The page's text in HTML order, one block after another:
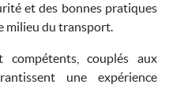
et des bonnes pratiques
milieu du transport.
compétents, couplés aux
une expérience